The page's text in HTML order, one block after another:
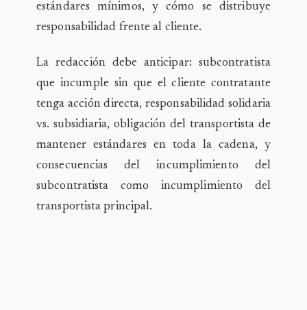
estándares mínimos, y cómo se distribuye
responsabilidad frente al cliente.
La redacción debe anticipar: subcontratista
que incumple sin que el cliente contratante
tenga acción directa, responsabilidad solidaria
vs. subsidiaria, obligación del transportista de
mantener estándares en toda la cadena, y
consecuencias del incumplimiento del
subcontratista como incumplimiento del
transportista principal.